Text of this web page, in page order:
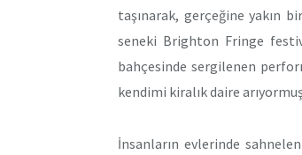
taşınarak, gerçeğine yakın
seneki Brighton Fringe
bahçesinde sergilenen
kendimi kiralık daire
İnsanların evlerinde